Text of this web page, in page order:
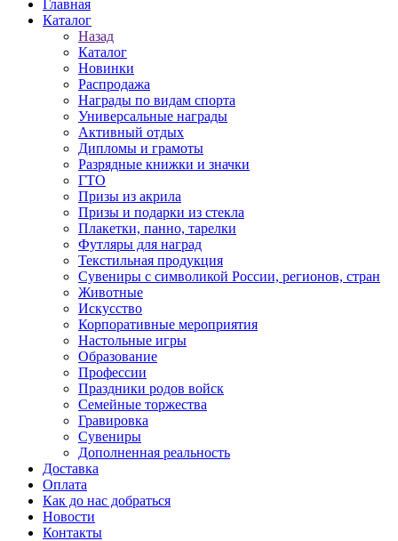
Главная
Каталог
Назад
Каталог
Новинки
Распродажа
Награды по видам спорта
Универсальные награды
Активный отдых
Дипломы и грамоты
Разрядные книжки и значки
ГТО
Призы из акрила
Призы и подарки из стекла
Плакетки, панно, тарелки
Футляры для наград
Текстильная продукция
Сувениры с символикой России, регионов, стран
Животные
Искусство
Корпоративные мероприятия
Настольные игры
Образование
Профессии
Праздники родов войск
Семейные торжества
Гравировка
Сувениры
Дополненная реальность
Доставка
Оплата
Как до нас добраться
Новости
Контакты